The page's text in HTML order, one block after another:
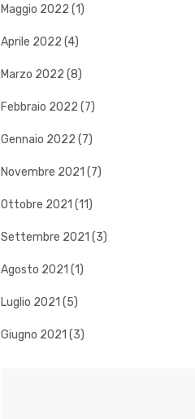
Maggio 2022 (1)
Aprile 2022 (4)
Marzo 2022 (8)
Febbraio 2022 (7)
Gennaio 2022 (7)
Novembre 2021 (7)
Ottobre 2021 (11)
Settembre 2021 (3)
Agosto 2021 (1)
Luglio 2021 (5)
Giugno 2021 (3)